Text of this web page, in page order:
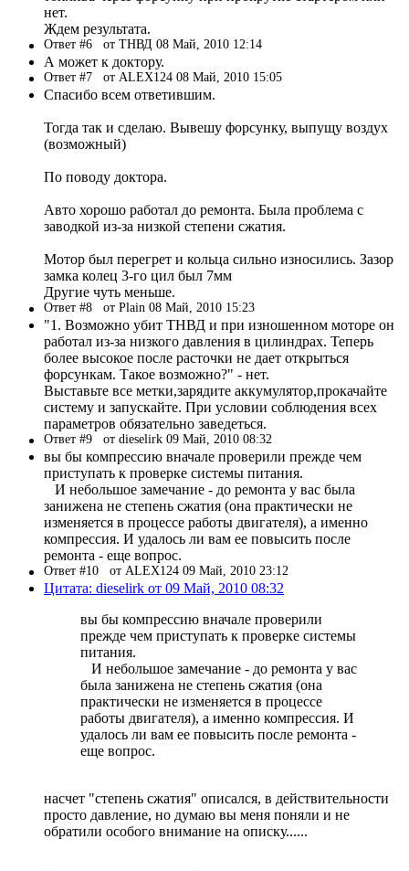
нет.
Ждем результата.
Ответ #6 от ТНВД 08 Май, 2010 12:14
А может к доктору.
Ответ #7 от ALEX124 08 Май, 2010 15:05
Спасибо всем ответившим.
Тогда так и сделаю. Вывешу форсунку, выпущу воздух
(возможный)
По поводу доктора.
Авто хорошо работал до ремонта. Была проблема с
заводкой из-за низкой степени сжатия.
Мотор был перегрет и кольца сильно износились. Зазор
замка колец 3-го цил был 7мм
Другие чуть меньше.
Ответ #8 от Plain 08 Май, 2010 15:23
"1. Возможно убит ТНВД и при изношенном моторе он
работал из-за низкого давления в цилиндрах. Теперь
более высокое после расточки не дает открыться
форсункам. Такое возможно?" - нет.
Выставьте все метки,зарядите аккумулятор,прокачайте
систему и запускайте. При условии соблюдения всех
параметров обязательно заведеться.
Ответ #9 от dieselirk 09 Май, 2010 08:32
вы бы компрессию вначале проверили прежде чем
приступать к проверке системы питания.
И небольшое замечание - до ремонта у вас была
занижена не степень сжатия (она практически не
изменяется в процессе работы двигателя), а именно
компрессия. И удалось ли вам ее повысить после
ремонта - еще вопрос.
Ответ #10 от ALEX124 09 Май, 2010 23:12
Цитата: dieselirk от 09 Май, 2010 08:32
вы бы компрессию вначале проверили
прежде чем приступать к проверке системы
питания.
И небольшое замечание - до ремонта у вас
была занижена не степень сжатия (она
практически не изменяется в процессе
работы двигателя), а именно компрессия. И
удалось ли вам ее повысить после ремонта -
еще вопрос.
насчет "степень сжатия" описался, в действительности
просто давление, но думаю вы меня поняли и не
обратили особого внимание на описку......